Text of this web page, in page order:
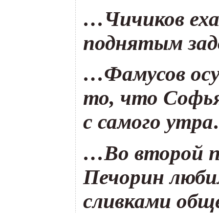
…Чичиков
поднятым
…Фамусов
то, что
с самого
…Во второй
Печорин
сливками